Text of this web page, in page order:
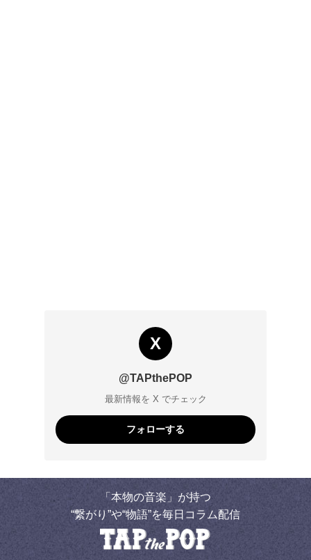
X
@TAPthePOP
最新情報を X でチェック
フォローする
「本物の音楽」が持つ
“繋がり”や“物語”を毎日コラム配信